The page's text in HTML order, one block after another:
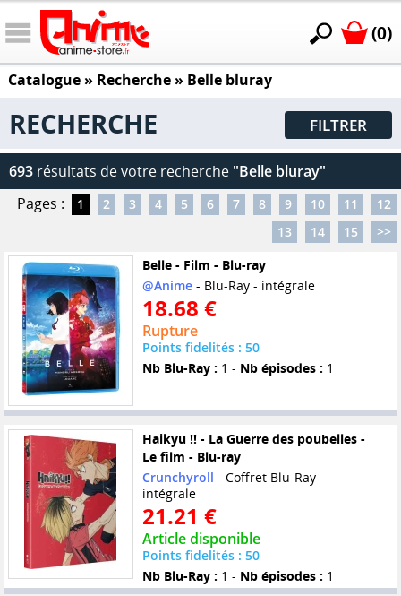
(0)
Catalogue» Recherche » Belle bluray
RECHERCHE FILTRER
693 résultats de votre recherche "Belle bluray"
Pages :
1 2 3 4 5 6 7 8 9 10 11
12
13
14 15
>>
Belle - Film - Blu-ray
@Anime- Blu-Ray - intégrale
18.68 €
Rupture
Points fidelités : 50
Nb Blu-Ray : 1 - Nb épisodes : 1
Haikyu !! - La Guerre des poubelles -
Le film - Blu-ray
Crunchyroll - Coffret Blu-Ray -
intégrale
21.21 €
Article disponible
Points fidelités : 50
Nb Blu-Ray : 1 - Nb épisodes : 1